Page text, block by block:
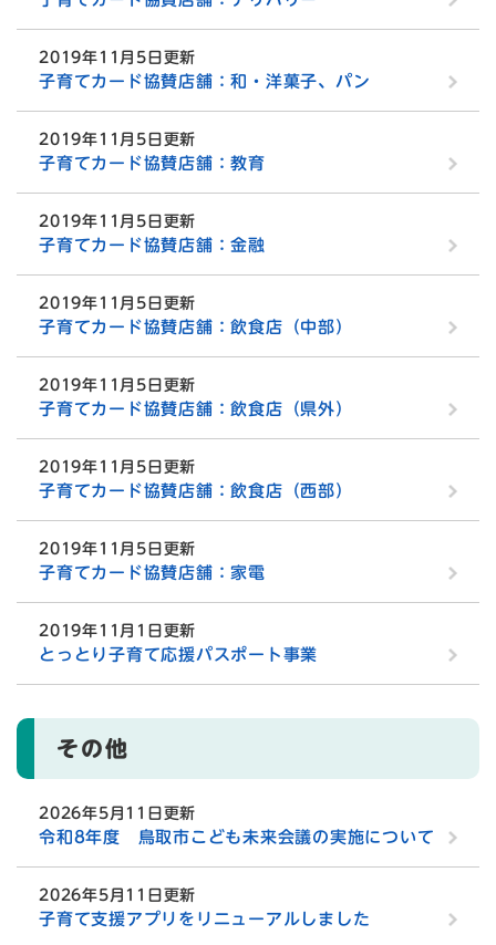
2019年11月5日更新
子育てカード協賛店舗：和・洋菓子、パン
2019年11月5日更新
子育てカード協賛店舗：教育
2019年11月5日更新
子育てカード協賛店舗：金融
2019年11月5日更新
子育てカード協賛店舗：飲食店（中部）
2019年11月5日更新
子育てカード協賛店舗：飲食店（県外）
2019年11月5日更新
子育てカード協賛店舗：飲食店（西部）
2019年11月5日更新
子育てカード協賛店舗：家電
2019年11月1日更新
とっとり子育て応援パスポート事業
その他
2026年5月11日更新
令和8年度 鳥取市こども未来会議の実施について
2026年5月11日更新
子育て支援アプリをリニューアルしました